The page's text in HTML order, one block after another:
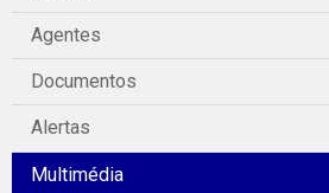
Agentes
Documentos
Alertas
Multimédia